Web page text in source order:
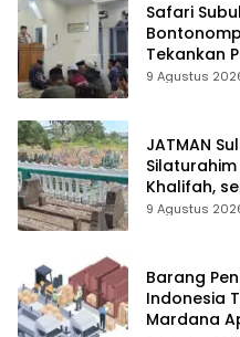
Safari
Tekankan
Kamtibmas
9 Agustus
JATMAN
Khalifah,
9 Agustus
Barang
Indonesia
Mardana